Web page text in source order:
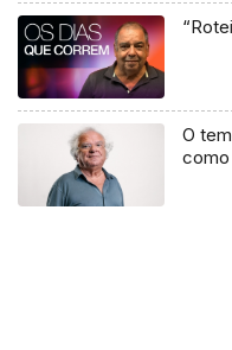
O
como